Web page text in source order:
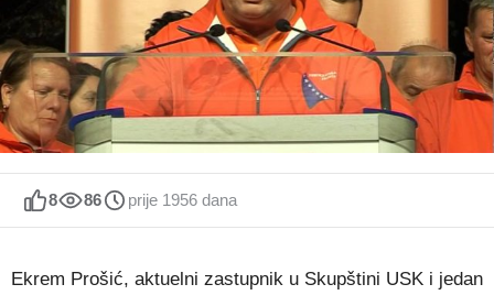
8 86 prije 1956 dana
Ekrem Prošić, aktuelni zastupnik u Skupštini USK i jedan